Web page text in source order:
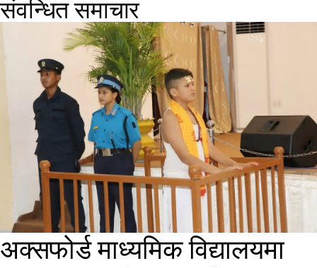
संवन्धित समाचार
अक्सफोर्ड माध्यमिक विद्यालयमा